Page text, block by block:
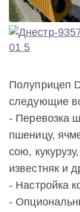
Полуприцеп
следующие
- Перевозка
пшеницу,
сою,
известняк и
- Настройка
-